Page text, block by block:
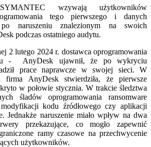
wzywają użytkowników
tego pierwszego i danych
po naruszeniu znalezionym na swoich
podczas ostatniego audytu.
2 lutego 2024 r. dostawca oprogramowania
- AnyDesk ujawnił, że po wykryciu
prace naprawcze w swojej sieci. W
firma AnyDesk stwierdziła, że pierwsze
w połowie stycznia. W trakcie śledztwa
śladów oprogramowania ransomware
kodu źródłowego czy aplikacji
Jednakże naruszenie miało wpływ na dwa
przekazujące, co mogło zapewnić
ramy czasowe na przechwycenie
użytkowników.